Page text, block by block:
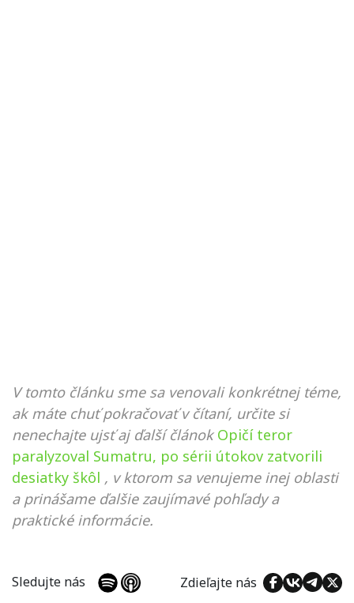
V tomto článku sme sa venovali konkrétnej téme,
ak máte chuť pokračovať v čítaní, určite si
nenechajte ujsť aj ďalší článok Opičí teror
paralyzoval Sumatru, po sérii útokov zatvorili
desiatky škôl , v ktorom sa venujeme inej oblasti
a prinášame ďalšie zaujímavé pohľady a
praktické informácie.
Sledujte nás Zdieľajte nás